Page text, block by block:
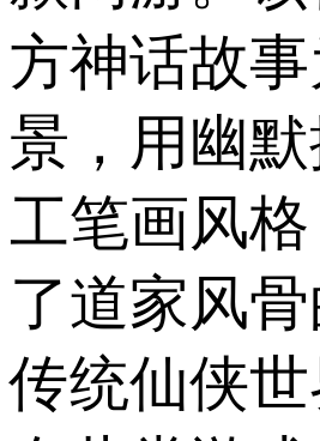
方神话故
景，用幽
工笔画风
了道家风
传统仙侠